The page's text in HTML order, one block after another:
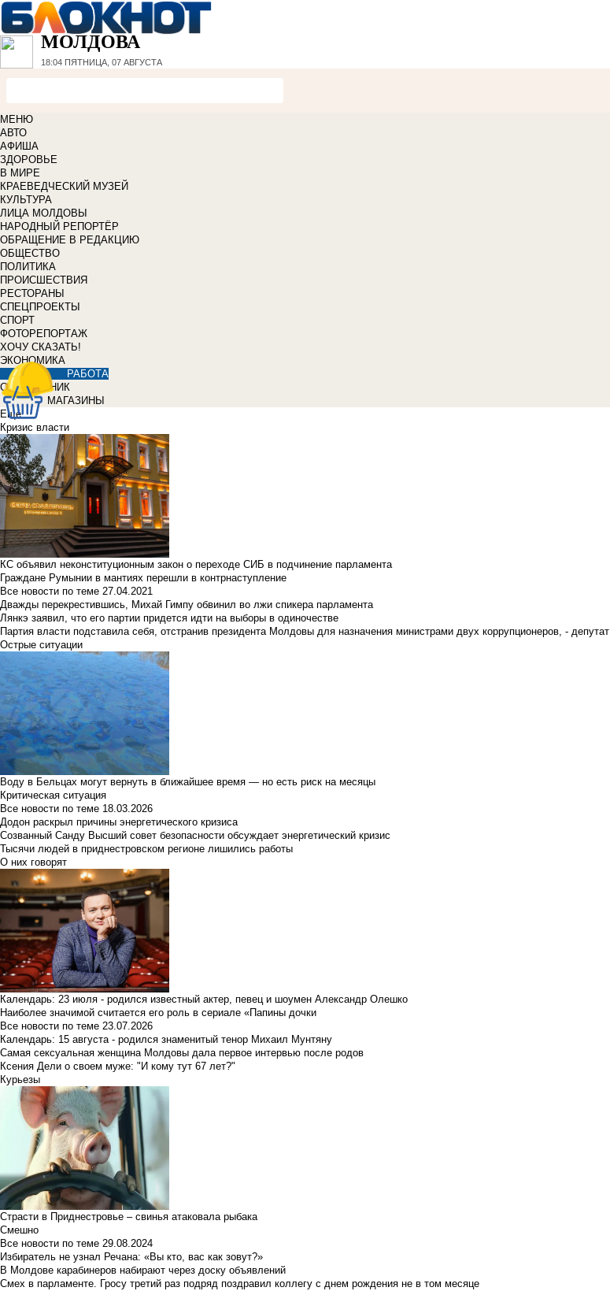
МОЛДОВА
18:04 ПЯТНИЦА, 07 АВГУСТА
МЕНЮ
АВТО
АФИША
ЗДОРОВЬЕ
В МИРЕ
КРАЕВЕДЧЕСКИЙ МУЗЕЙ
КУЛЬТУРА
ЛИЦА МОЛДОВЫ
НАРОДНЫЙ РЕПОРТЁР
ОБРАЩЕНИЕ В РЕДАКЦИЮ
ОБЩЕСТВО
ПОЛИТИКА
ПРОИСШЕСТВИЯ
РЕСТОРАНЫ
СПЕЦПРОЕКТЫ
СПОРТ
ФОТОРЕПОРТАЖ
ХОЧУ СКАЗАТЬ!
ЭКОНОМИКА
РАБОТА
СПРАВОЧНИК
МАГАЗИНЫ
Еще
Кризис власти
КС объявил неконституционным закон о переходе СИБ в подчинение парламента
Граждане Румынии в мантиях перешли в контрнаступление
Все новости по теме 27.04.2021
Дважды перекрестившись, Михай Гимпу обвинил во лжи спикера парламента
Лянкэ заявил, что его партии придется идти на выборы в одиночестве
Партия власти подставила себя, отстранив президента Молдовы для назначения министрами двух коррупционеров, - депутат
Острые ситуации
Воду в Бельцах могут вернуть в ближайшее время — но есть риск на месяцы
Критическая ситуация
Все новости по теме 18.03.2026
Додон раскрыл причины энергетического кризиса
Созванный Санду Высший совет безопасности обсуждает энергетический кризис
Тысячи людей в приднестровском регионе лишились работы
О них говорят
Календарь: 23 июля - родился известный актер, певец и шоумен Александр Олешко
Наиболее значимой считается его роль в сериале «Папины дочки
Все новости по теме 23.07.2026
Календарь: 15 августа - родился знаменитый тенор Михаил Мунтяну
Самая сексуальная женщина Молдовы дала первое интервью после родов
Ксения Дели о своем муже: "И кому тут 67 лет?"
Курьезы
Страсти в Приднестровье – свинья атаковала рыбака
Смешно
Все новости по теме 29.08.2024
Избиратель не узнал Речана: «Вы кто, вас как зовут?»
В Молдове карабинеров набирают через доску объявлений
Смех в парламенте. Гросу третий раз подряд поздравил коллегу с днем рождения не в том месяце